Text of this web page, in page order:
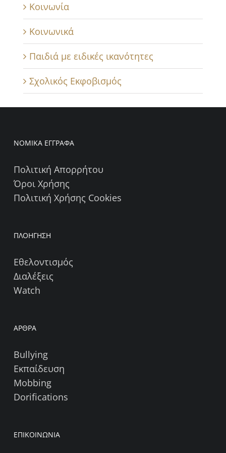
Κοινωνία
Κοινωνικά
Παιδιά με ειδικές ικανότητες
Σχολικός Εκφοβισμός
ΝΟΜΙΚΑ ΕΓΓΡΑΦΑ
Πολιτική Απορρήτου
Όροι Χρήσης
Πολιτική Χρήσης Cookies
ΠΛΟΗΓΗΣΗ
Εθελοντισμός
Διαλέξεις
Watch
ΑΡΘΡΑ
Bullying
Εκπαίδευση
Mobbing
Dorifications
ΕΠΙΚΟΙΝΩΝΙΑ